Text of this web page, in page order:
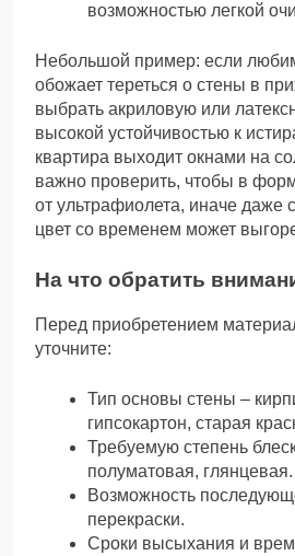
возможностью легкой
Небольшой пример: если
обожает тереться о стены в
выбрать акриловую или
высокой устойчивостью к
квартира выходит окнами на
важно проверить, чтобы в
от ультрафиолета, иначе даже
цвет со временем может
На что обратить
Перед приобретением
уточните:
Тип основы стены –
гипсокартон, старая
Требуемую степень
полуматовая, глянцевая.
Возможность
перекраски.
Сроки высыхания и